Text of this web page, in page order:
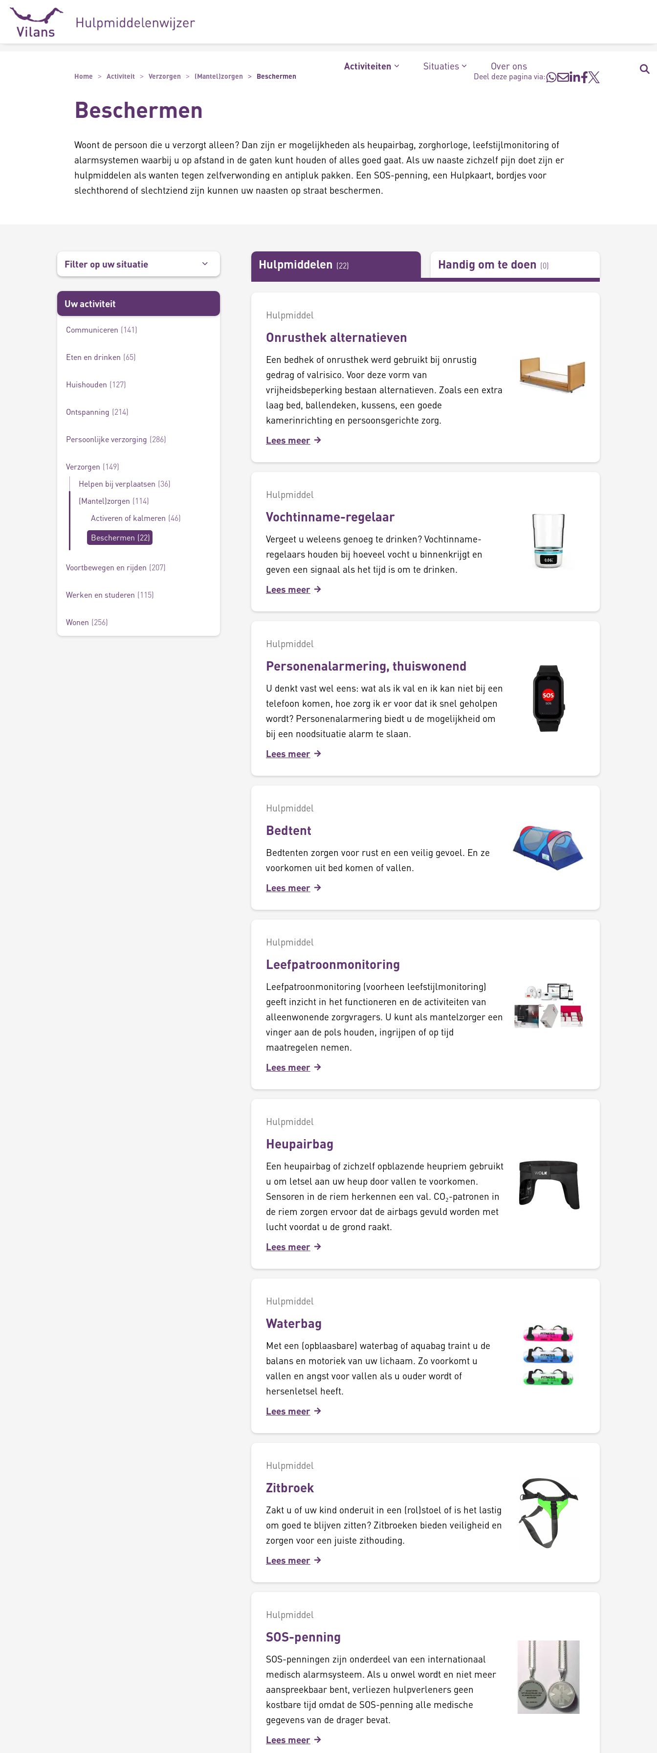
Naar hoofdinhoud
Naar footer
Activiteiten Situaties Over ons
Deel deze pagina via:
Home Activiteit Verzorgen (Mantel)zorgen Beschermen
Beschermen
Woont de persoon die u verzorgt alleen? Dan zijn er mogelijkheden als heupairbag, zorghorloge, leefstijlmonitoring of
alarmsystemen waarbij u op afstand in de gaten kunt houden of alles goed gaat. Als uw naaste zichzelf pijn doet zijn er
hulpmiddelen als wanten tegen zelfverwonding en antipluk pakken. Een SOS-penning, een Hulpkaart, bordjes voor
slechthorend of slechtziend zijn kunnen uw naasten op straat beschermen.
Filter op uw situatie
Uw activiteit
Beschermen 22
Communiceren 141
Eten en drinken 65
Huishouden 127
Ontspanning 214
Persoonlijke verzorging 286
Verzorgen
149
Helpen bij verplaatsen 36
(Mantel)zorgen
114
Activeren of kalmeren 46
Beschermen 22
Voortbewegen en rijden 207
Werken en studeren 115
Wonen 256
Hulpmiddelen (22) Handig om te doen (0)
Hulpmiddel
Onrusthek alternatieven
Een bedhek of onrusthek werd gebruikt bij onrustig
gedrag of valrisico. Voor deze vorm van
vrijheidsbeperking bestaan alternatieven. Zoals een extra
laag bed, ballendeken, kussens, een goede
kamerinrichting en persoonsgerichte zorg.
Lees meer
Hulpmiddel
Vochtinname-regelaar
Vergeet u weleens genoeg te drinken? Vochtinname-
regelaars houden bij hoeveel vocht u binnenkrijgt en
geven een signaal als het tijd is om te drinken.
Lees meer
Hulpmiddel
Personenalarmering, thuiswonend
U denkt vast wel eens: wat als ik val en ik kan niet bij een
telefoon komen, hoe zorg ik er voor dat ik snel geholpen
wordt? Personenalarmering biedt u de mogelijkheid om
bij een noodsituatie alarm te slaan.
Lees meer
Hulpmiddel
Bedtent
Bedtenten zorgen voor rust en een veilig gevoel. En ze
voorkomen uit bed komen of vallen.
Lees meer
Hulpmiddel
Leefpatroonmonitoring
Leefpatroonmonitoring (voorheen leefstijlmonitoring)
geeft inzicht in het functioneren en de activiteiten van
alleenwonende zorgvragers. U kunt als mantelzorger een
vinger aan de pols houden, ingrijpen of op tijd
maatregelen nemen.
Lees meer
Hulpmiddel
Heupairbag
Een heupairbag of zichzelf opblazende heupriem gebruikt
u om letsel aan uw heup door vallen te voorkomen.
Sensoren in de riem herkennen een val. CO₂-patronen in
de riem zorgen ervoor dat de airbags gevuld worden met
lucht voordat u de grond raakt.
Lees meer
Hulpmiddel
Waterbag
Met een (opblaasbare) waterbag of aquabag traint u de
balans en motoriek van uw lichaam. Zo voorkomt u
vallen en angst voor vallen als u ouder wordt of
hersenletsel heeft.
Lees meer
Hulpmiddel
Zitbroek
Zakt u of uw kind onderuit in een (rol)stoel of is het lastig
om goed te blijven zitten? Zitbroeken bieden veiligheid en
zorgen voor een juiste zithouding.
Lees meer
Hulpmiddel
SOS-penning
SOS-penningen zijn onderdeel van een internationaal
medisch alarmsysteem. Als u onwel wordt en niet meer
aanspreekbaar bent, verliezen hulpverleners geen
kostbare tijd omdat de SOS-penning alle medische
gegevens van de drager bevat.
Lees meer